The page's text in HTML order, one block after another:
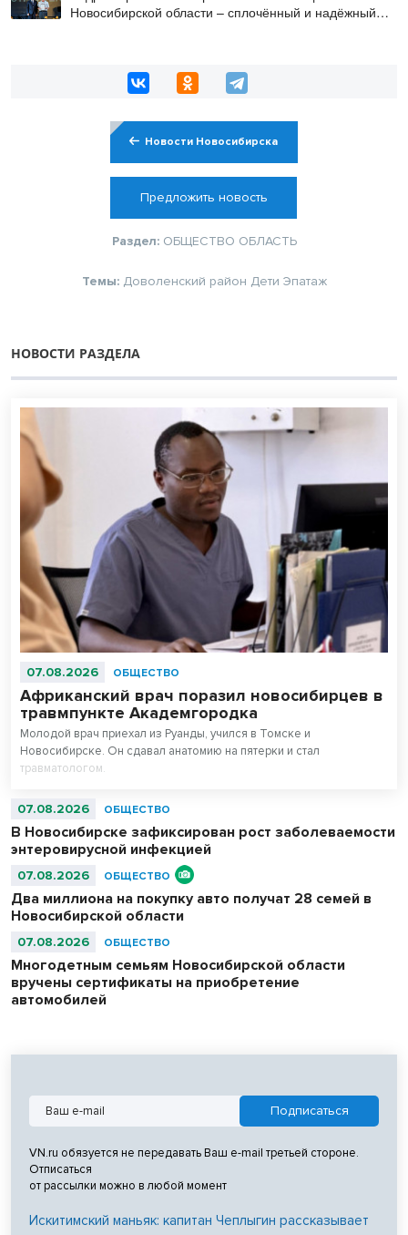
Новосибирской области – сплочённый и надёжный
Новости Новосибирска
Предложить новость
Раздел: ОБЩЕСТВО ОБЛАСТЬ
Темы: Доволенский район Дети Эпатаж
НОВОСТИ РАЗДЕЛА
07.08.2026 ОБЩЕСТВО
Африканский врач поразил новосибирцев в
травмпункте Академгородка
Молодой врач приехал из Руанды, учился в Томске и
Новосибирске. Он сдавал анатомию на пятерки и стал
травматологом.
07.08.2026 ОБЩЕСТВО
В Новосибирске зафиксирован рост заболеваемости
энтеровирусной инфекцией
07.08.2026 ОБЩЕСТВО
Два миллиона на покупку авто получат 28 семей в
Новосибирской области
07.08.2026 ОБЩЕСТВО
Многодетным семьям Новосибирской области
вручены сертификаты на приобретение
автомобилей
VN.ru обязуется не передавать Ваш e-mail третьей стороне.
Отписаться
от рассылки можно в любой момент
Искитимский маньяк: капитан Чеплыгин рассказывает